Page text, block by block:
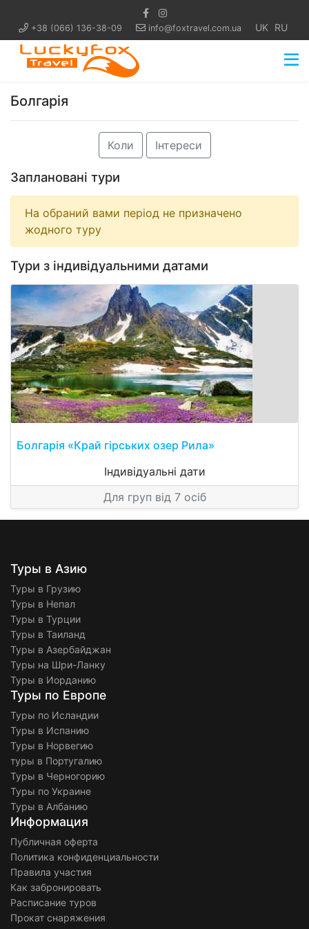
+38 (066) 136-38-09 info@foxtravel.com.ua UK RU
Болгарія
Коли Інтереси
Заплановані тури
На обраний вами період не призначено
жодного туру
Тури з індивідуальними датами
Болгарія «Край гірських озер Рила»
Індивідуальні дати
Для груп від 7 осіб
Туры в Азию
Туры в Грузию
Туры в Непал
Туры в Турции
Туры в Таиланд
Туры в Азербайджан
Туры на Шри-Ланку
Туры в Иорданию
Туры по Европе
Туры по Исландии
Туры в Испанию
Туры в Норвегию
туры в Португалию
Туры в Черногорию
Туры по Украине
Туры в Албанию
Информация
Публичная оферта
Политика конфиденциальности
Правила участия
Как забронировать
Расписание туров
Прокат снаряжения